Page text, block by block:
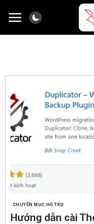
đến
HỖ TRỢ
Hướng dẫn cài